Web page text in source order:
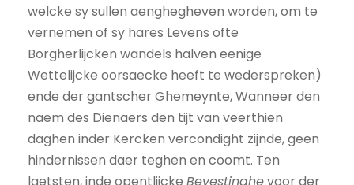
welcke sy sullen aenghegheven worden, om te
vernemen of sy hares Levens ofte
Borgherlijcken wandels halven eenige
Wettelijcke oorsaecke heeft te wederspreken)
ende der gantscher Ghemeynte, Wanneer den
naem des Dienaers den tijt van veerthien
daghen inder Kercken vercondight zijnde, geen
hindernissen daer teghen en coomt. Ten
laetsten, inde opentlijcke Bevestinghevoor der